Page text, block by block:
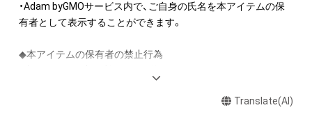
・Adam byGMOサービス内で、ご自身の氏名を本アイテムの保
有者として表示することができます。
◆本アイテムの保有者の禁止行為
Translate(AI)